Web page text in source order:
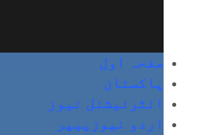
صفحہ اول
پاکستان
انٹرنیشنل نیوز
اردو نیوزپیپر